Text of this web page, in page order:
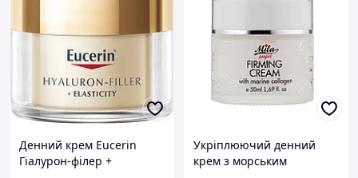
Денний крем Eucerin
Гіалурон-філер +
Укріплюючий денний
крем з морським